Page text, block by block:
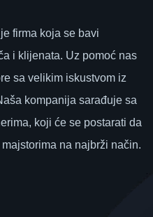
je firma koja se bavi
i klijenata. Uz pomoć nas
sa velikim iskustvom iz
kompanija sarađuje sa
koji će se postarati da
na najbrži način.